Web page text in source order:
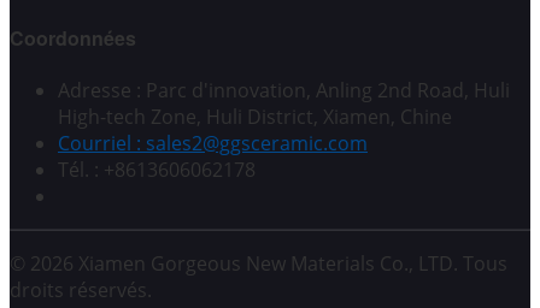
Coordonnées
Adresse : Parc d'innovation, Anling 2nd Road, Huli
High-tech Zone, Huli District, Xiamen, Chine
Courriel : sales2@ggsceramic.com
Tél. : +8613606062178
© 2026 Xiamen Gorgeous New Materials Co., LTD. Tous
droits réservés.